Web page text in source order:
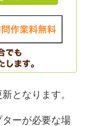
となります。
ーが必要な場